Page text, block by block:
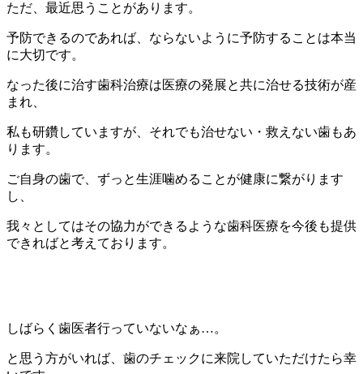
ただ、最近思うことがあります。
予防できるのであれば、ならないように予防することは本当
に大切です。
なった後に治す歯科治療は医療の発展と共に治せる技術が産
まれ、
私も研鑽していますが、それでも治せない・救えない歯もあ
ります。
ご自身の歯で、ずっと生涯噛めることが健康に繋がります
し、
我々としてはその協力ができるような歯科医療を今後も提供
できればと考えております。
しばらく歯医者行っていないなぁ…。
と思う方がいれば、歯のチェックに来院していただけたら幸